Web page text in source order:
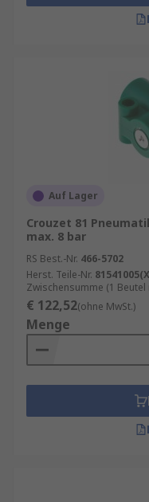
Auf Lager
Crouzet 81
max. 8 bar
RS Best.-Nr. 466-5702
Herst. Teile-Nr.
Zwischensumme (1 Beutel
€ 122,52(ohne MwSt.)
Menge